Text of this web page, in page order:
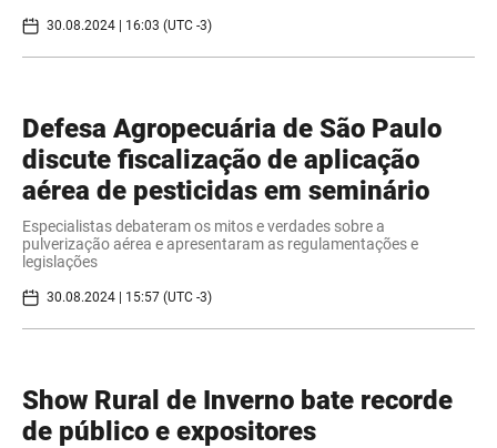
30.08.2024 | 16:03 (UTC -3)
Defesa Agropecuária de São Paulo
discute fiscalização de aplicação
aérea de pesticidas em seminário
Especialistas debateram os mitos e verdades sobre a
pulverização aérea e apresentaram as regulamentações e
legislações
30.08.2024 | 15:57 (UTC -3)
Show Rural de Inverno bate recorde
de público e expositores